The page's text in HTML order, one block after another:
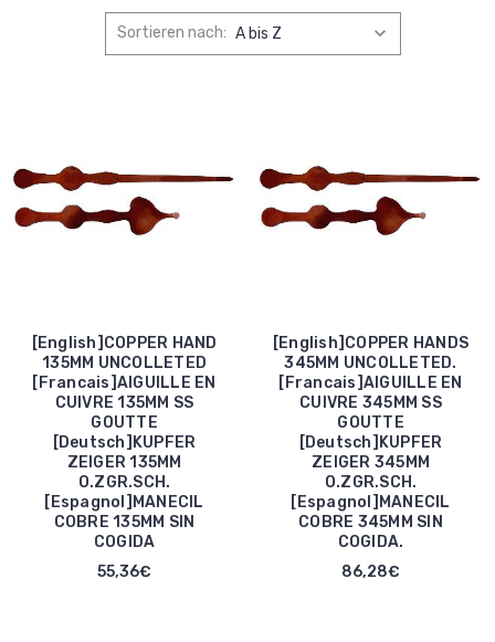
Sortieren nach:
[English]COPPER HAND
135MM UNCOLLETED
[Francais]AIGUILLE EN
CUIVRE 135MM SS
GOUTTE
[Deutsch]KUPFER
ZEIGER 135MM
O.ZGR.SCH.
[Espagnol]MANECIL
COBRE 135MM SIN
COGIDA
55,36€
[English]COPPER HANDS
345MM UNCOLLETED.
[Francais]AIGUILLE EN
CUIVRE 345MM SS
GOUTTE
[Deutsch]KUPFER
ZEIGER 345MM
O.ZGR.SCH.
[Espagnol]MANECIL
COBRE 345MM SIN
COGIDA.
86,28€